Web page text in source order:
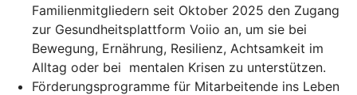
Familienmitgliedern seit Oktober 2025 den Zugang
zur Gesundheitsplattform Voiio an, um sie bei
Bewegung, Ernährung, Resilienz, Achtsamkeit im
Alltag oder bei mentalen Krisen zu unterstützen.
Förderungsprogramme für Mitarbeitende ins Leben